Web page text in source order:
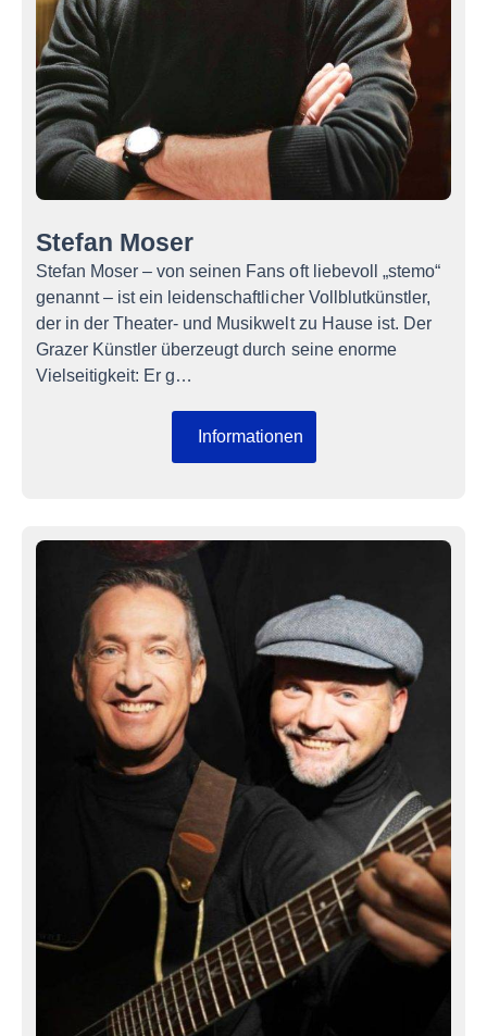
Stefan Moser
Stefan Moser – von seinen Fans oft liebevoll „stemo“
genannt – ist ein leidenschaftlicher Vollblutkünstler,
der in der Theater- und Musikwelt zu Hause ist. Der
Grazer Künstler überzeugt durch seine enorme
Vielseitigkeit: Er g…
Informationen